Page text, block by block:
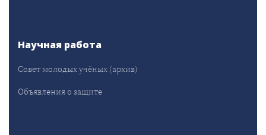
Научная работа
Совет молодых учёных (архив)
Объявления о защите